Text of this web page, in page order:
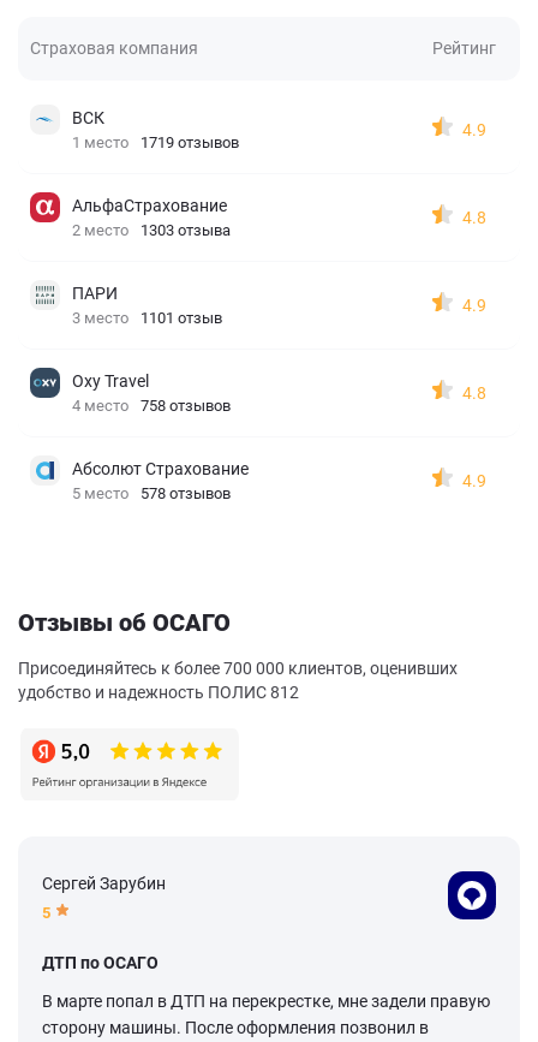
Страховая компания Рейтинг
ВСК
1 место 1719 отзывов
4.9
АльфаСтрахование
2 место 1303 отзыва
4.8
ПАРИ
3 место 1101 отзыв
4.9
Oxy Travel
4 место 758 отзывов
4.8
Абсолют Страхование
5 место 578 отзывов
4.9
Отзывы об ОСАГО
Присоединяйтесь к более 700 000 клиентов, оценивших
удобство и надежность ПОЛИС 812
Сергей Зарубин
5
ДТП по ОСАГО
В марте попал в ДТП на перекрестке, мне задели правую
сторону машины. После оформления позвонил в